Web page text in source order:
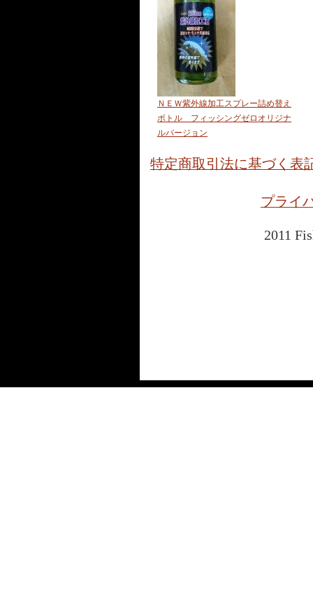
ＮＥＷ紫外線加工スプレー詰め替え
ボトル フィッシングゼロオリジナ
ルバージョン
特定商取引法に基づく表
プライ
2011